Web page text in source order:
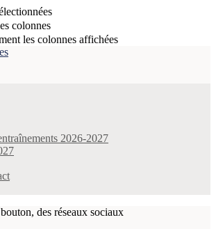
colonnes
les colonnes affichées
2026-2027
des réseaux sociaux